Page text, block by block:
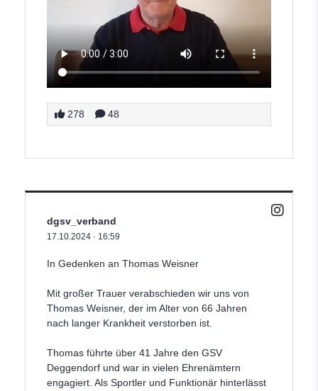
278 48
dgsv_verband
17.10.2024 · 16:59
In Gedenken an Thomas Weisner
Mit großer Trauer verabschieden wir uns von
Thomas Weisner, der im Alter von 66 Jahren
nach langer Krankheit verstorben ist.
Thomas führte über 41 Jahre den GSV
Deggendorf und war in vielen Ehrenämtern
engagiert. Als Sportler und Funktionär hinterlässt